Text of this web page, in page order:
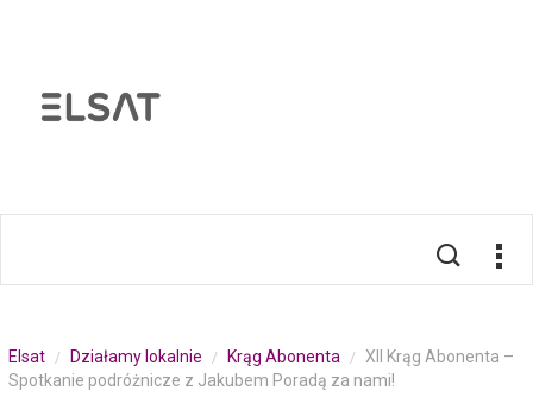
Elsat / Działamy lokalnie / Krąg Abonenta /
XII Krąg Abonenta –
Spotkanie podróżnicze z Jakubem Poradą za nami!